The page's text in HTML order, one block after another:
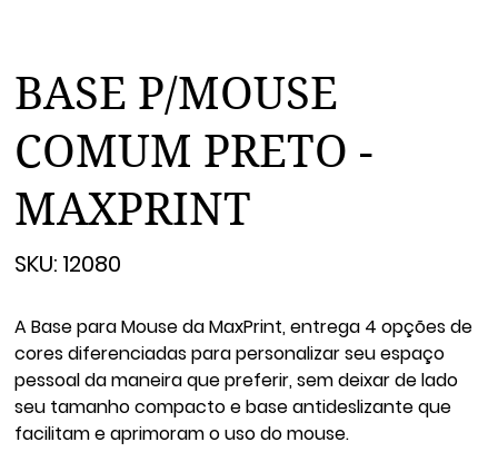
BASE P/MOUSE
COMUM PRETO -
MAXPRINT
SKU:
12080
12080
A Base para Mouse da MaxPrint, entrega 4 opções de
cores diferenciadas para personalizar seu espaço
pessoal da maneira que preferir, sem deixar de lado
seu tamanho compacto e base antideslizante que
facilitam e aprimoram o uso do mouse.